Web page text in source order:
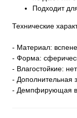
Подходит
Технические
- Материал:
- Форма:
- Влагостойкие: нет
- Дополнительная
- Демпфирующая